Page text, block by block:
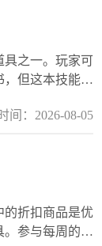
具之一。玩家可
，但这本技能书
间：2026-08-05
的折扣商品是优
。参与每周的超